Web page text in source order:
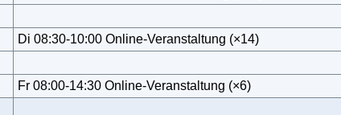
Di 08:30-10:00 Online-Veranstaltung (×14)
Fr 08:00-14:30 Online-Veranstaltung (×6)